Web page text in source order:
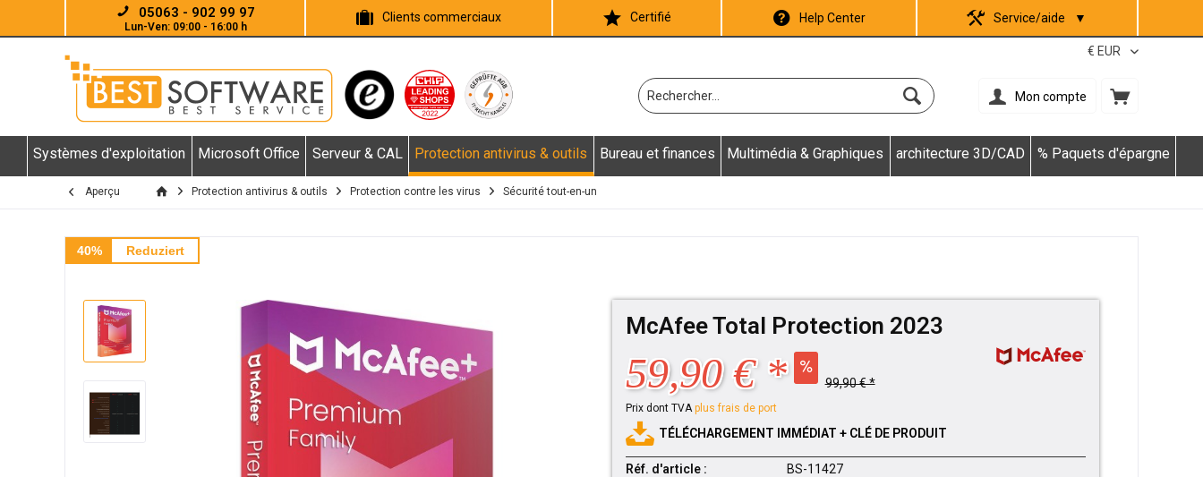
05063 - 902 99 97
Lun-Ven: 09:00 - 16:00 h
Clients commerciaux Certifié Help Center Service/aide ▼
Mon compte
Systèmes d'exploitation Microsoft Office Serveur & CAL Protection antivirus & outils Bureau et finances Multimédia & Graphiques architecture 3D/CAD % Paquets d'épargne
Aperçu Protection antivirus & outils Protection contre les virus Sécurité tout-en-un
40% Reduziert
McAfee Total Protection 2023
59,90 € * 99,90 € *
Prix dont TVAplus frais de port
TÉLÉCHARGEMENT IMMÉDIAT + CLÉ DE PRODUIT
Réf. d'article :
BS-11427